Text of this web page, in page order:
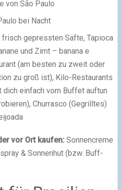
gepressten Säfte, Tapioca
und Zimt – banana e
(am besten zu zweit oder
zu groß ist), Kilo-Restaurants
dich einfach vom Buffet auftun
Churrasco (Gegrilltes)
vor Ort kaufen:Sonnencreme
& Sonnenhut (bzw. Buff-